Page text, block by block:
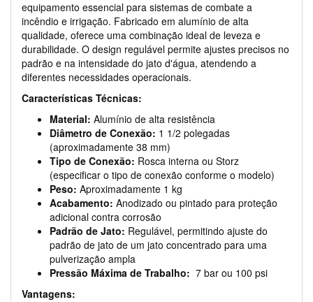
equipamento essencial para sistemas de combate a
incêndio e irrigação. Fabricado em alumínio de alta
qualidade, oferece uma combinação ideal de leveza e
durabilidade. O design regulável permite ajustes precisos no
padrão e na intensidade do jato d'água, atendendo a
diferentes necessidades operacionais.
Características Técnicas:
Material: Alumínio de alta resistência
Diâmetro de Conexão: 1 1/2 polegadas
(aproximadamente 38 mm)
Tipo de Conexão: Rosca interna ou Storz
(especificar o tipo de conexão conforme o modelo)
Peso: Aproximadamente 1 kg
Acabamento: Anodizado ou pintado para proteção
adicional contra corrosão
Padrão de Jato: Regulável, permitindo ajuste do
padrão de jato de um jato concentrado para uma
pulverização ampla
Pressão Máxima de Trabalho: 7 bar ou 100 psi
Vantagens: